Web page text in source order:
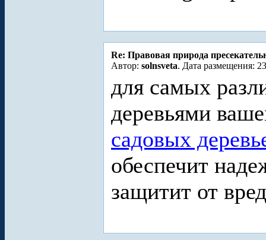
Re: Правовая природа
Автор: solnsveta. Дата размещения:
для самых
деревьями
садовых
обеспечит
защитит от